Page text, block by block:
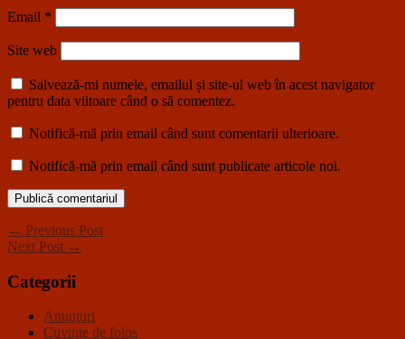
Email *
Site web
Salvează-mi numele, emailul și site-ul web în acest navigator
pentru data viitoare când o să comentez.
Notifică-mă prin email când sunt comentarii ulterioare.
Notifică-mă prin email când sunt publicate articole noi.
← Previous Post
Next Post →
Categorii
Anunţuri
Cuvinte de folos